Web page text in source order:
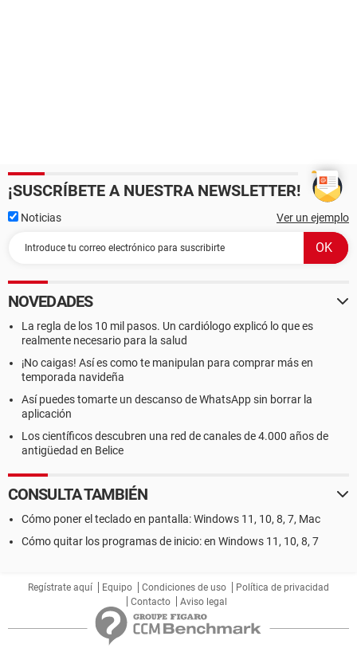
¡SUSCRÍBETE A NUESTRA NEWSLETTER!
Noticias Ver un ejemplo
NOVEDADES
La regla de los 10 mil pasos. Un cardiólogo explicó lo que es
realmente necesario para la salud
¡No caigas! Así es como te manipulan para comprar más en
temporada navideña
Así puedes tomarte un descanso de WhatsApp sin borrar la
aplicación
Los científicos descubren una red de canales de 4.000 años de
antigüedad en Belice
CONSULTA TAMBIÉN
Cómo poner el teclado en pantalla: Windows 11, 10, 8, 7, Mac
Cómo quitar los programas de inicio: en Windows 11, 10, 8, 7
Regístrate aquí Equipo Condiciones de uso
Política de privacidad
Contacto
Aviso legal